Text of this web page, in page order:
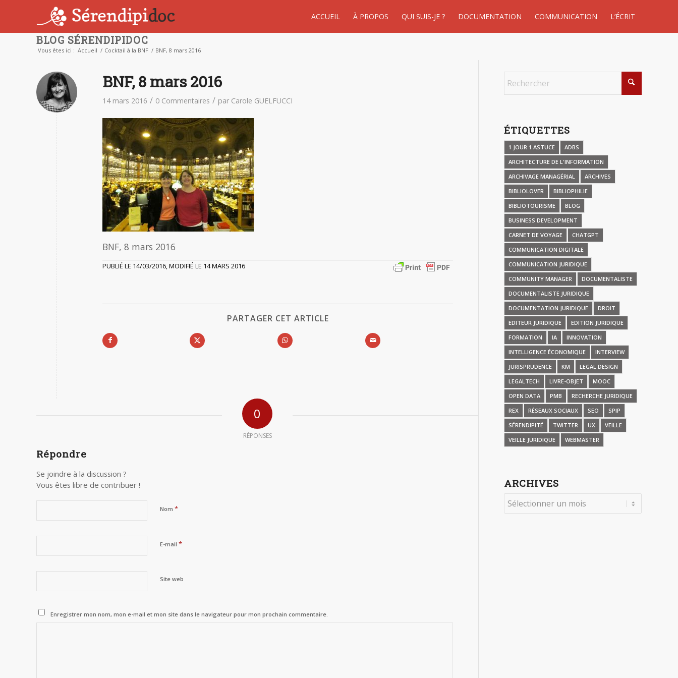
ACCUEIL À PROPOS QUI SUIS-JE ? DOCUMENTATION COMMUNICATION L’ÉCRIT
BLOG SÉRENDIPIDOC
Vous êtes ici : Accueil / Cocktail à la BNF / BNF, 8 mars 2016
BNF, 8 mars 2016
14 mars 2016 / 0 Commentaires / par Carole GUELFUCCI
BNF, 8 mars 2016
PUBLIÉ LE 14/03/2016, MODIFIÉ LE 14 MARS 2016
PARTAGER CET ARTICLE
0
RÉPONSES
Répondre
Se joindre à la discussion ?
Vous êtes libre de contribuer !
Nom *
E-mail *
Site web
Enregistrer mon nom, mon e-mail et mon site dans le navigateur pour mon prochain commentaire.
ÉTIQUETTES
1 JOUR 1 ASTUCE
ADBS
ARCHITECTURE DE L'INFORMATION
ARCHIVAGE MANAGÉRIAL
ARCHIVES
BIBLIOLOVER
BIBLIOPHILIE
BIBLIOTOURISME
BLOG
BUSINESS DEVELOPMENT
CARNET DE VOYAGE
CHATGPT
COMMUNICATION DIGITALE
COMMUNICATION JURIDIQUE
COMMUNITY MANAGER
DOCUMENTALISTE
DOCUMENTALISTE JURIDIQUE
DOCUMENTATION JURIDIQUE
DROIT
EDITEUR JURIDIQUE
EDITION JURIDIQUE
FORMATION
IA
INNOVATION
INTELLIGENCE ÉCONOMIQUE
INTERVIEW
JURISPRUDENCE
KM
LEGAL DESIGN
LEGALTECH
LIVRE-OBJET
MOOC
OPEN DATA
PMB
RECHERCHE JURIDIQUE
REX
RÉSEAUX SOCIAUX SEO
SPIP
SÉRENDIPITÉ
TWITTER UX
VEILLE
VEILLE JURIDIQUE
WEBMASTER
ARCHIVES